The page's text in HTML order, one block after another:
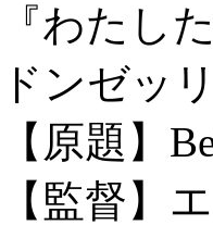
『わたし
ドンゼッ
【原題】
【監督】